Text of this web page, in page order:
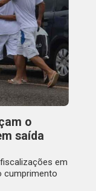
o
saída
em
cumprimento